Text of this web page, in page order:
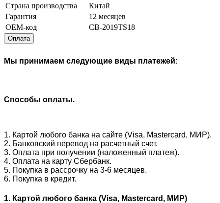
Страна производства
Китай
Гарантия
12 месяцев
OEM-код
CB-2019TS18
Оплата
Мы принимаем следующие виды платежей:
Способы оплаты.
1. Картой любого банка на сайте (Visa, Mastercard, МИР).
2. Банковский перевод на расчетный счет.
3. Оплата при получении (наложенный платеж).
4. Оплата на карту Сбербанк.
5. Покупка в рассрочку на 3-6 месяцев.
6. Покупка в кредит.
1. Картой любого банка (Visa, Mastercard, МИР)